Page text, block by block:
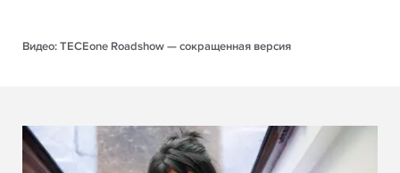
Видео: TECEone Roadshow — сокращенная версия